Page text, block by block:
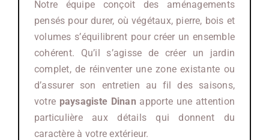
Notre équipe conçoit des aménagements
pensés pour durer, où végétaux, pierre, bois et
volumes s’équilibrent pour créer un ensemble
cohérent. Qu’il s’agisse de créer un jardin
complet, de réinventer une zone existante ou
d’assurer son entretien au fil des saisons,
votre paysagiste Dinan apporte une attention
particulière aux détails qui donnent du
caractère à votre extérieur.